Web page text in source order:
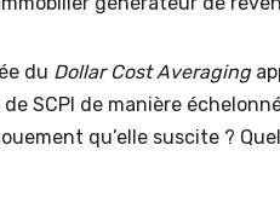
du Dollar Cost Averaging
SCPI de manière
qu’elle suscite ?